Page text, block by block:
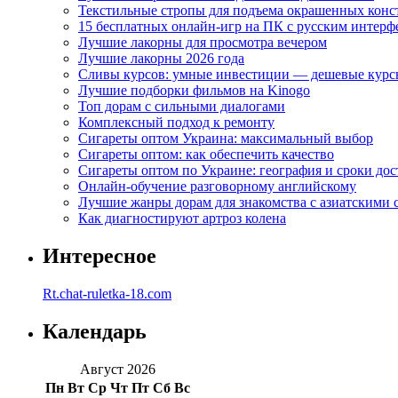
Текстильные стропы для подъема окрашенных
15 бесплатных онлайн-игр на ПК с русским
Лучшие лакорны для просмотра вечером
Лучшие лакорны 2026 года
Сливы курсов: умные инвестиции — дешевые
Лучшие подборки фильмов на Kinogo
Топ дорам с сильными диалогами
Комплексный подход к ремонту
Сигареты оптом Украина: максимальный выбор
Сигареты оптом: как обеспечить качество
Сигареты оптом по Украине: география и сроки
Онлайн-обучение разговорному английскому
Лучшие жанры дорам для знакомства с азиатскими
Как диагностируют артроз колена
Интересное
Rt.chat-ruletka-18.com
Календарь
Август 2026
Пн Вт Ср Чт Пт Сб Вс